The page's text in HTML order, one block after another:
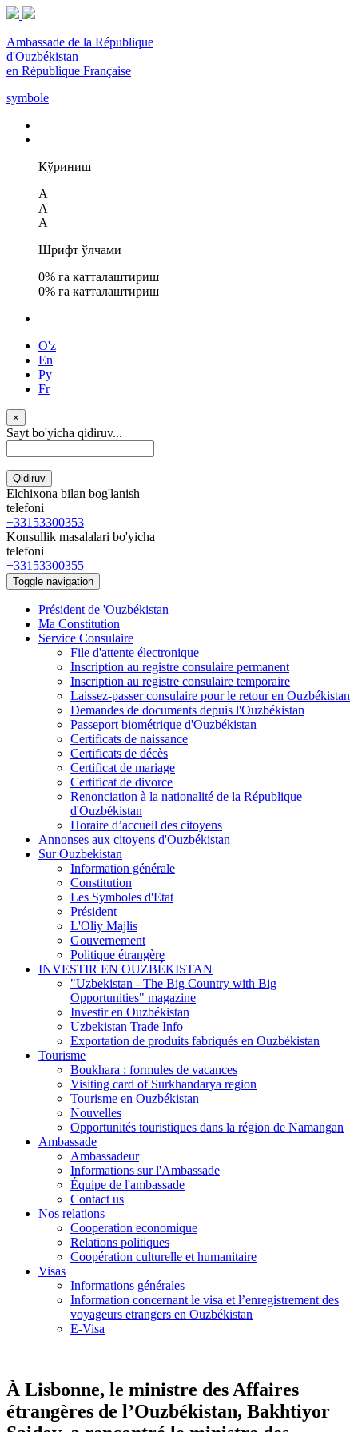
Ambassade de la République
d'Ouzbékistan
en République Française
symbole
Кўриниш
A
A
A
Шрифт ўлчами
0% га катталаштириш
0% га катталаштириш
O'z
En
Ру
Fr
×
Sayt bo'yicha qidiruv...
Qidiruv
Elchixona bilan bog'lanish
telefoni
+33153300353
Konsullik masalalari bo'yicha
telefoni
+33153300355
Toggle navigation
Président de 'Ouzbékistan
Ma Constitution
Service Consulaire
File d'attente électronique
Inscription au registre consulaire permanent
Inscription au registre consulaire temporaire
Laissez-passer consulaire pour le retour en Ouzbékistan
Demandes de documents depuis l'Ouzbékistan
Passeport biométrique d'Ouzbékistan
Certificats de naissance
Certificats de décès
Certificat de mariage
Certificat de divorce
Renonciation à la nationalité de la République
d'Ouzbékistan
Horaire d’accueil des citoyens
Annonses aux citoyens d'Ouzbékistan
Sur Ouzbekistan
Information générale
Constitution
Les Symboles d'Etat
Président
L'Oliy Majlis
Gouvernement
Politique étrangère
INVESTIR EN OUZBÉKISTAN
"Uzbekistan - The Big Country with Big
Opportunities" magazine
Investir en Ouzbékistan
Uzbekistan Trade Info
Exportation de produits fabriqués en Ouzbékistan
Tourisme
Boukhara : formules de vacances
Visiting card of Surkhandarya region
Tourisme en Ouzbékistan
Nouvelles
Opportunités touristiques dans la région de Namangan
Ambassade
Ambassadeur
Informations sur l'Ambassade
Équipe de l'ambassade
Contact us
Nos relations
Cooperation economique
Relations politiques
Coopération culturelle et humanitaire
Visas
Informations générales
Information concernant le visa et l’enregistrement des
voyageurs etrangers en Ouzbékistan
E-Visa
À Lisbonne, le ministre des Affaires
étrangères de l’Ouzbékistan, Bakhtiyor